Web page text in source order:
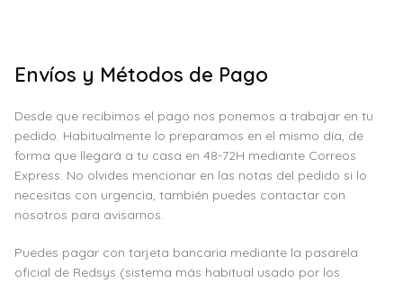
Envíos y Métodos de Pago
Desde que recibimos el pago nos ponemos a trabajar en tu
pedido. Habitualmente lo preparamos en el mismo día, de
forma que llegará a tu casa en 48-72H mediante Correos
Express. No olvides mencionar en las notas del pedido si lo
necesitas con urgencia, también puedes contactar con
nosotros para avisarnos.
Puedes pagar con tarjeta bancaria mediante la pasarela
oficial de Redsys (sistema más habitual usado por los